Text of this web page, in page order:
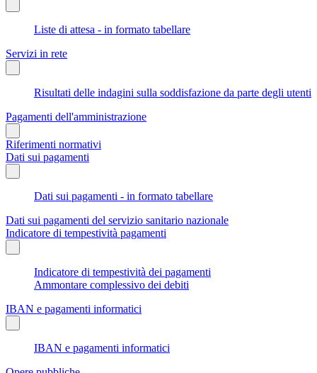
Liste di attesa - in formato tabellare
Servizi in rete
Risultati delle indagini sulla soddisfazione da parte degli utenti
Pagamenti dell'amministrazione
Riferimenti normativi
Dati sui pagamenti
Dati sui pagamenti - in formato tabellare
Dati sui pagamenti del servizio sanitario nazionale
Indicatore di tempestività pagamenti
Indicatore di tempestività dei pagamenti
Ammontare complessivo dei debiti
IBAN e pagamenti informatici
IBAN e pagamenti informatici